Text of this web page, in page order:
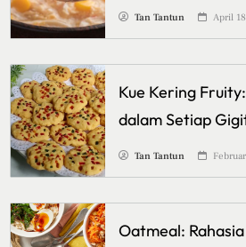
Tan Tantun April
Kue Kering
dalam Setiap
Tan Tantun
Oatmeal: